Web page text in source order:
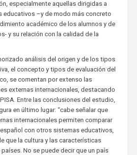
especialmente aquellas dirigidas a
educativos –y de modo más concreto
académico de los alumnos y de
y su relación con la calidad de la
análisis del origen y de los tipos
el concepto y tipos de evaluación del
se comentan por extenso las
externas internacionales, destacando
Entre las conclusiones del estudio,
en último lugar: “cabe señalar que
internacionales permiten comparar
con otros sistemas educativos,
que la cultura y las características
No se puede decir que un país